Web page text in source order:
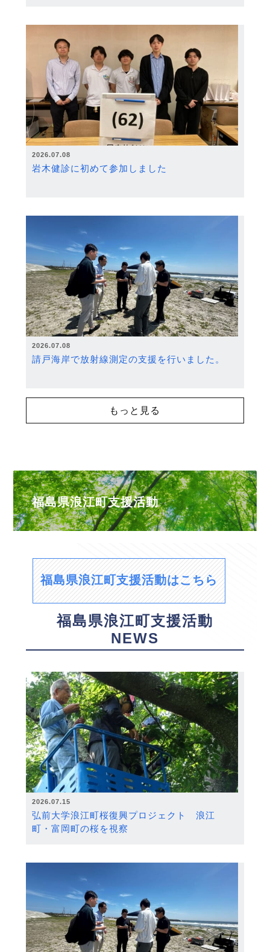
2026.07.08
岩木健診に初めて参加しました
2026.07.08
請戸海岸で放射線測定の支援を行いました。
もっと見る
福島県浪江町支援活動
福島県浪江町支援活動はこちら
福島県浪江町支援活動
NEWS
2026.07.15
弘前大学浪江町桜復興プロジェクト 浪江
町・富岡町の桜を視察